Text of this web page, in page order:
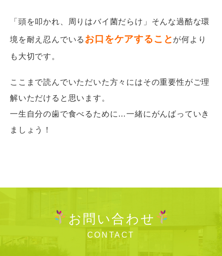
「頭を叩かれ、周りはバイ菌だらけ」そんな過酷な環
境を耐え忍んでいる お口をケアすること が何より
も大切です。
ここまで読んでいただいた方々にはその重要性がご理
解いただけると思います。
一生自分の歯で食べるために…一緒にがんばっていき
ましょう！
お問い合わせ
CONTACT